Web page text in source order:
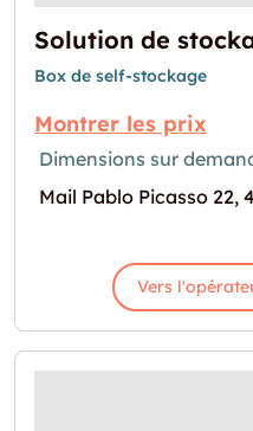
Solution de
Box de self-stockage
Montrer les prix
Dimensions sur
Mail Pablo Picasso 22,
Vers